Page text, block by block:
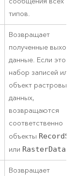
типов.
Возвращает
полученные
данные. Если это
набор записей или
объект растровых
данных,
возвращаются
соответственно
объекты
или RasterData
Возвращает